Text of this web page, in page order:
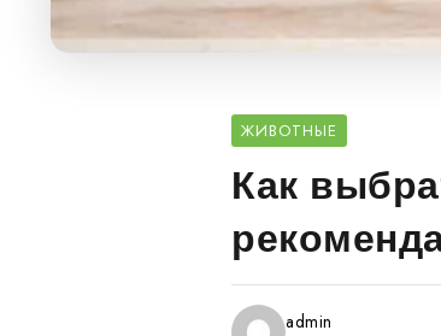
ЖИВОТНЫЕ
Как
admin